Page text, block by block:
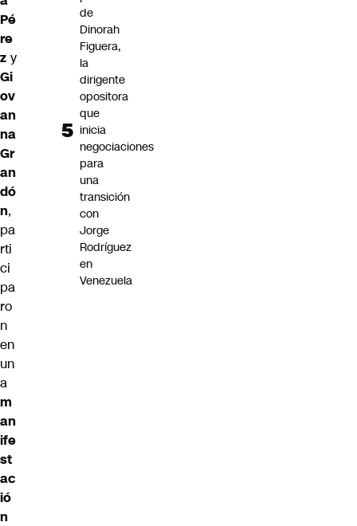
Pé
re
z y
Gi
ov
an
na
Gr
an
dó
n,
pa
rti
ci
pa
ro
n
en
un
a
m
an
ife
st
ac
ió
n
de
Dinorah
Figuera,
la
dirigente
opositora
que
inicia
negociaciones
para
una
transición
con
Jorge
Rodríguez
en
Venezuela